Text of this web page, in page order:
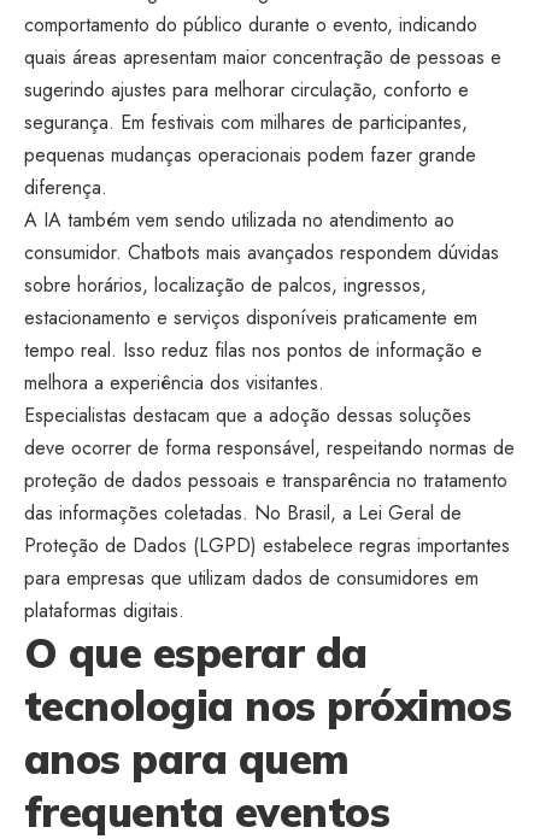
comportamento do público durante o evento, indicando
quais áreas apresentam maior concentração de pessoas e
sugerindo ajustes para melhorar circulação, conforto e
segurança. Em festivais com milhares de participantes,
pequenas mudanças operacionais podem fazer grande
diferença.
A IA também vem sendo utilizada no atendimento ao
consumidor. Chatbots mais avançados respondem dúvidas
sobre horários, localização de palcos, ingressos,
estacionamento e serviços disponíveis praticamente em
tempo real. Isso reduz filas nos pontos de informação e
melhora a experiência dos visitantes.
Especialistas destacam que a adoção dessas soluções
deve ocorrer de forma responsável, respeitando normas de
proteção de dados pessoais e transparência no tratamento
das informações coletadas. No Brasil, a Lei Geral de
Proteção de Dados (LGPD) estabelece regras importantes
para empresas que utilizam dados de consumidores em
plataformas digitais.
O que esperar da
tecnologia nos próximos
anos para quem
frequenta eventos